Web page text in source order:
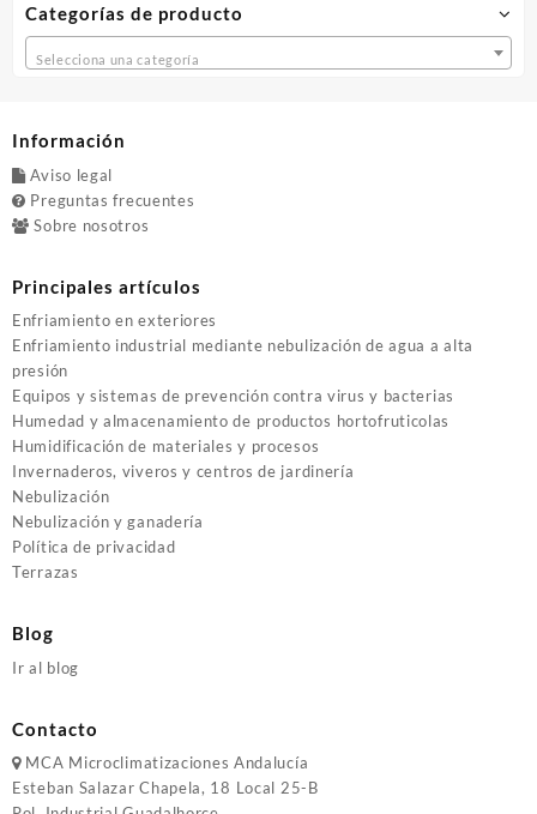
Categorías de producto
Selecciona una categoría
Información
Aviso legal
Preguntas frecuentes
Sobre nosotros
Principales artículos
Enfriamiento en exteriores
Enfriamiento industrial mediante nebulización de agua a alta
presión
Equipos y sistemas de prevención contra virus y bacterias
Humedad y almacenamiento de productos hortofruticolas
Humidificación de materiales y procesos
Invernaderos, viveros y centros de jardinería
Nebulización
Nebulización y ganadería
Política de privacidad
Terrazas
Blog
Ir al blog
Contacto
MCA Microclimatizaciones Andalucía
Esteban Salazar Chapela, 18 Local 25-B